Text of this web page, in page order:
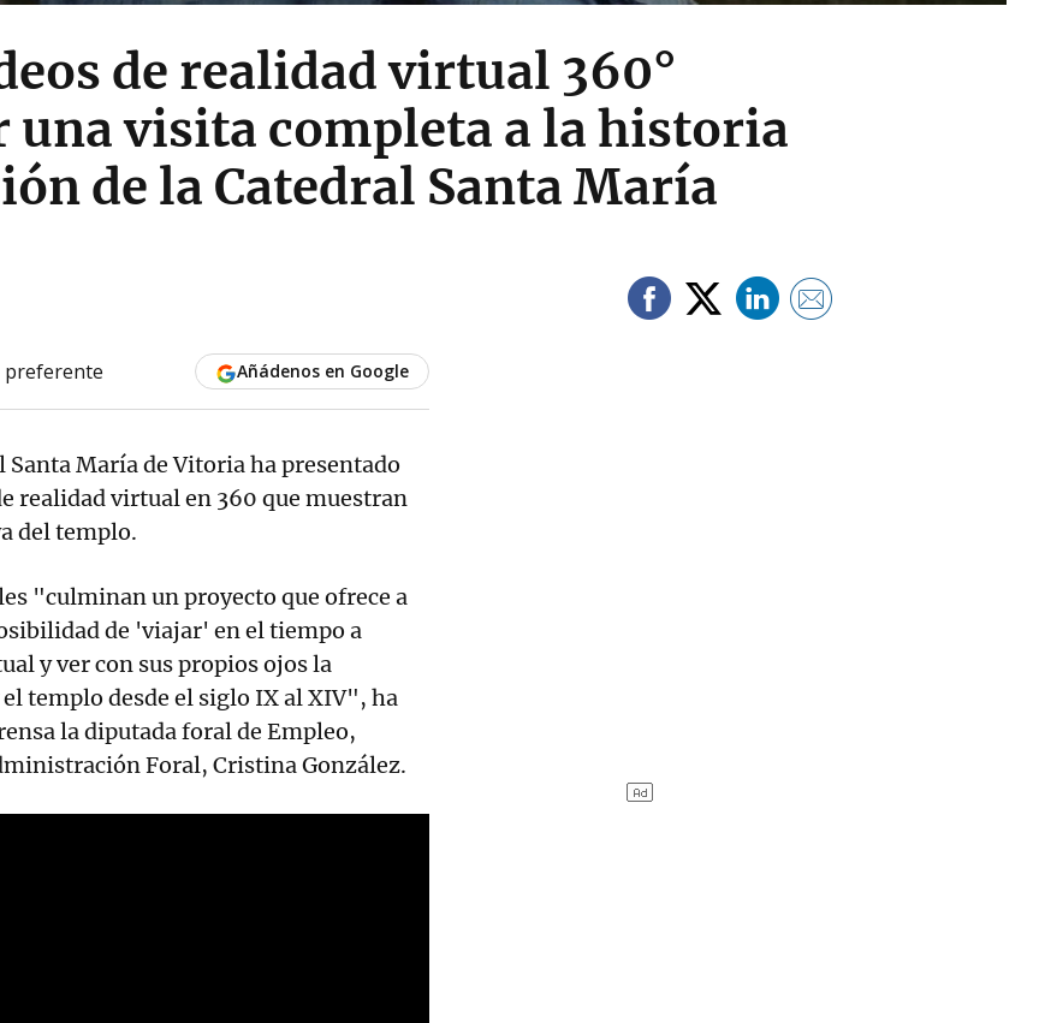
de realidad virtual 360°
una visita completa a la historia
de la Catedral Santa María
preferente Añádenos en Google
Santa María de Vitoria ha presentado
realidad virtual en 360 que muestran
del templo.
"culminan un proyecto que ofrece a
de 'viajar' en el tiempo a
y ver con sus propios ojos la
templo desde el siglo IX al XIV", ha
la diputada foral de Empleo,
Foral, Cristina González.